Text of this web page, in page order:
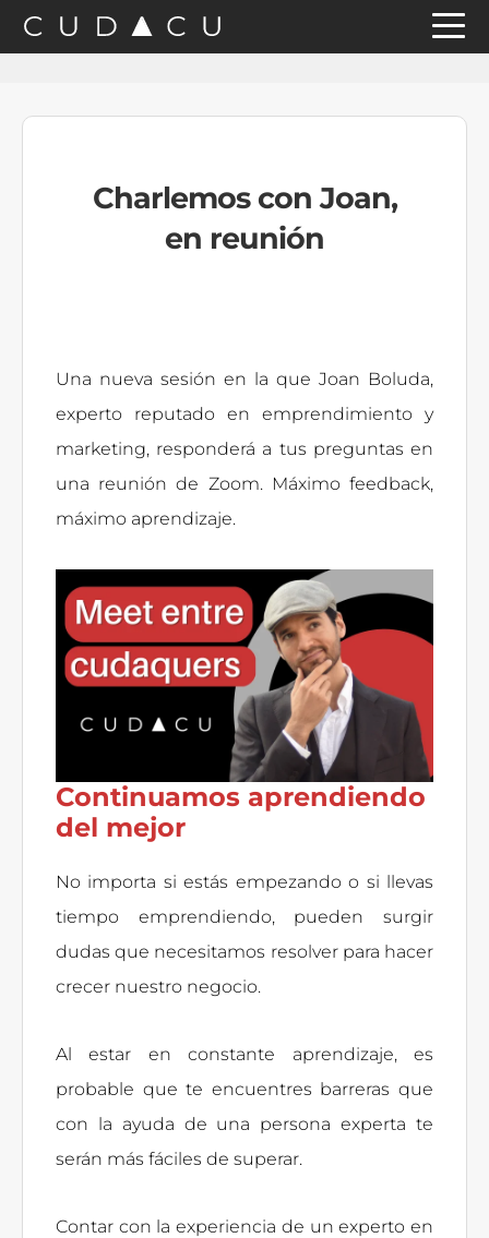
Saltar
a
Saltar
al
Saltar
a
Charlemos con Joan,
en reunión
Una nueva sesión en la que Joan Boluda,
experto reputado en emprendimiento y
marketing, responderá a tus preguntas en
una reunión de Zoom. Máximo feedback,
máximo aprendizaje.
Continuamos aprendiendo
del mejor
No importa si estás empezando o si llevas
tiempo emprendiendo, pueden surgir
dudas que necesitamos resolver para hacer
crecer nuestro negocio.
Al estar en constante aprendizaje, es
probable que te encuentres barreras que
con la ayuda de una persona experta te
serán más fáciles de superar.
Contar con la experiencia de un experto en